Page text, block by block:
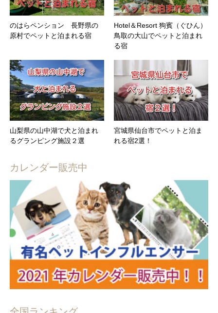
のはらペンション 長野県の
原村でペットと泊まれる宿
Hotel＆Resort 狗賓（ぐひん）
鳥取の大山でペットと泊まれ
る宿
山梨県の山中湖で犬と泊まれ
るグランピング施設２選
宮城県仙台市でペットと泊ま
れる宿2選！
カレンダー販売中